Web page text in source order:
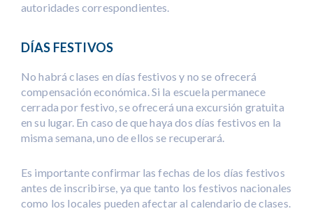
autoridades correspondientes.
DÍAS FESTIVOS
No habrá clases en días festivos y no se ofrecerá
compensación económica. Si la escuela permanece
cerrada por festivo, se ofrecerá una excursión gratuita
en su lugar. En caso de que haya dos días festivos en la
misma semana, uno de ellos se recuperará.
Es importante confirmar las fechas de los días festivos
antes de inscribirse, ya que tanto los festivos nacionales
como los locales pueden afectar al calendario de clases.